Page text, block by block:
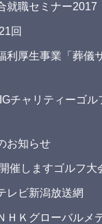
就職セミナー2017
回
利厚生事業「葬儀
チャリティーゴ
お知らせ
催しますゴルフ大
ビ新潟放送網
Ｋグローバルメ